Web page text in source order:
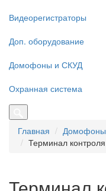
Видеорегистраторы
Доп. оборудование
Домофоны и СКУД
Охранная система
Главная
Терминал